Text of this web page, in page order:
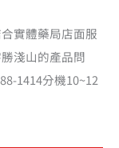
實體藥局店面服
淺山的產品問
1414分機10~12